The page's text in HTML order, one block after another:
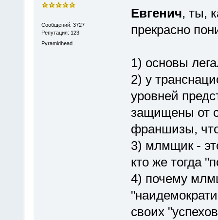
Сообщений: 3727
Репутация: 123
Pyramidhead
Евгенич, ты,
прекрасно
1) основы
2) у
уровней
защищены от
франшизы,
3) млмщик -
кто же тогда
4) почему
своих